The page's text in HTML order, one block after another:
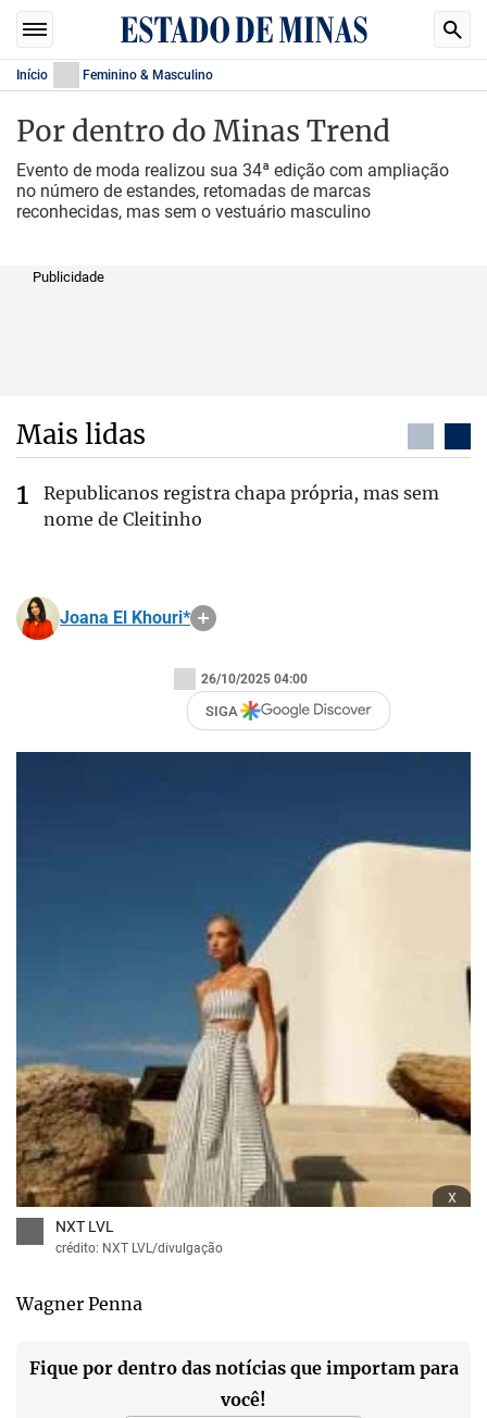
Início Feminino & Masculino
Por dentro do Minas Trend
Evento de moda realizou sua 34ª edição com ampliação
no número de estandes, retomadas de marcas
reconhecidas, mas sem o vestuário masculino
Publicidade
Mais lidas
Republicanos registra chapa própria, mas sem
nome de Cleitinho
Joana El Khouri*
26/10/2025 04:00
SIGA
x
NXT LVL
crédito: NXT LVL/divulgação
Wagner Penna
Fique por dentro das notícias que importam para
você!